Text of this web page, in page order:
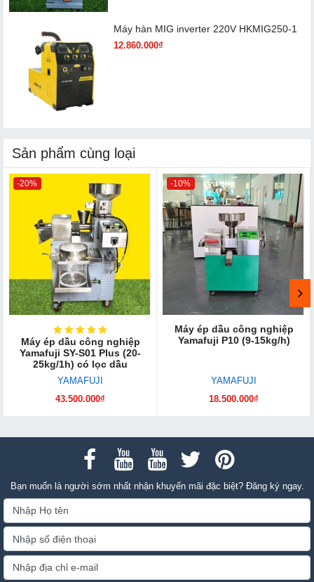
Máy hàn MIG inverter 220V HKMIG250-1
12.860.000₫
Sản phẩm cùng loại
-20%
Máy ép dầu công nghiệp
Yamafuji SY-S01 Plus (20-
25kg/1h) có lọc dầu
YAMAFUJI
43.500.000₫
-10%
Máy ép dầu công nghiệp
Yamafuji P10 (9-15kg/h)
YAMAFUJI
18.500.000₫
Bạn muốn là người sớm nhất nhận khuyến mãi đặc biệt? Đăng ký ngay.